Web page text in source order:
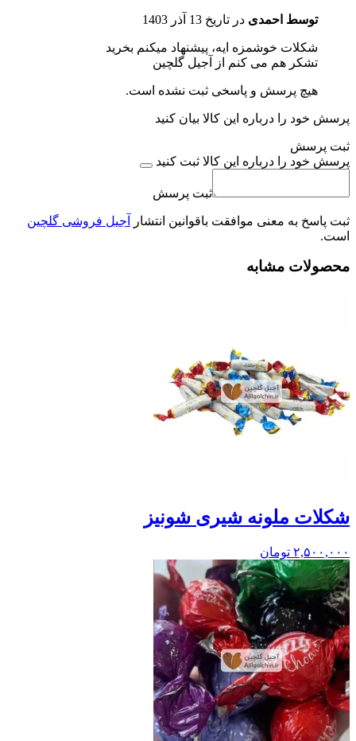
توسط احمدی در تاریخ 13 آذر 1403
شکلات خوشمزه ایه، پیشنهاد میکنم بخرید
تشکر هم می کنم از آجیل گلچین
هیچ پرسش و پاسخی ثبت نشده است.
پرسش خود را درباره این کالا بیان کنید
ثبت پرسش
پرسش خود را درباره این کالا ثبت کنید
ثبت پرسش
ثبت پاسخ به معنی موافقت باقوانین انتشار
آجیل فروشی گلچین
است.
محصولات مشابه
شکلات ملونه شیری شونیز
۲,۵۰۰,۰۰۰ تومان